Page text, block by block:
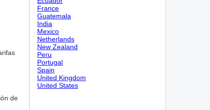
de
France
Guatemala
India
Mexico
Netherlands
New Zealand
Peru
Portugal
Spain
United Kingdom
United States